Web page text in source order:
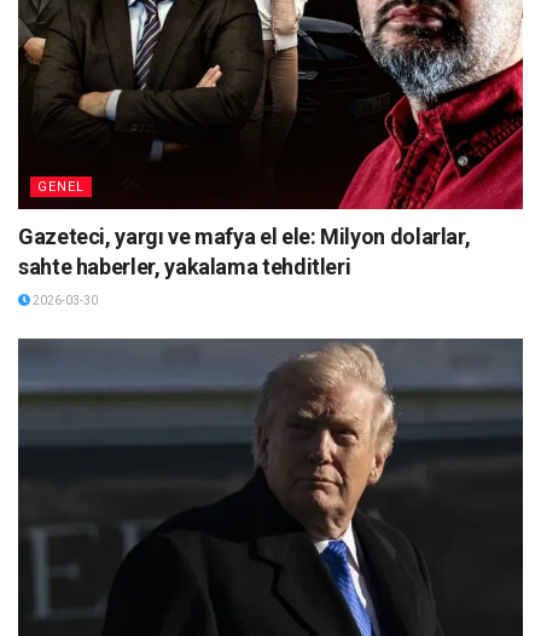
GENEL
Gazeteci, yargı ve mafya el ele: Milyon dolarlar,
sahte haberler, yakalama tehditleri
2026-03-30